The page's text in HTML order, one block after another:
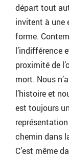
départ tout
invitent à une
forme.
l’indifférence
proximité de
mort. Nous
l’histoire et
est toujours
chemin dans
C’est même